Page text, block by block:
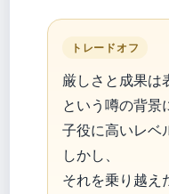
トレードオフ
厳しさと成果は
という噂の背景
子役に高いレベ
しかし、
それを乗り越え